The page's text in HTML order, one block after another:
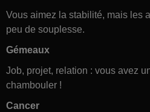
Vous aimez la stabilité, mais les
peu de souplesse.
Gémeaux
Job, projet, relation : vous avez
chambouler !
Cancer